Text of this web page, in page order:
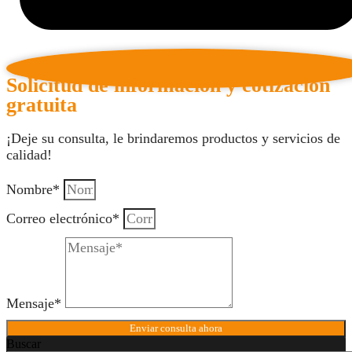
Solicitud de información y cotización
gratuita
¡Deje su consulta, le brindaremos productos y servicios de
calidad!
Nombre*
Correo electrónico*
Mensaje*
Enviar consulta ahora
Buscar